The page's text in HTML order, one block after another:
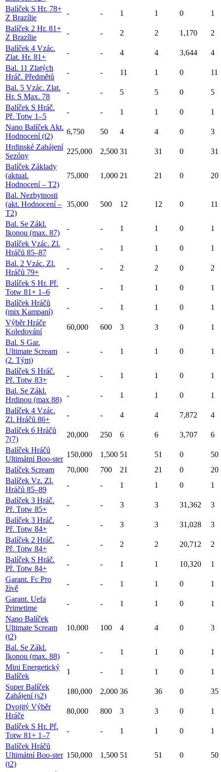
Balíček S Hr. 78+
Z Brazílie
- - 1 1 0
1
Balíček 2 Hr. 81+
Z Brazílie
- - 2 2 1,170
2
Balíček 4 Vzác.
Zlat. Hr. 81+
- - 4 4 3,644
4
Bal. 11 Zlatých
Hráč. Předmětů
- - 11 1 0
11
Bal. 5 Vzác. Zlat.
Hr. S Max. 78
- - 5 5 0
5
Balíček S Hráč.
Př. Totw 1–5
- - 1 1 0
1
Nano Balíček Akt.
Hodnocení (t2)
6,750 50 4 4 0
3
Hrdinské Zahájení
Sezóny
225,000 2,500 31 31 0
31
Balíček Základy
(aktual.
Hodnocení – T2)
75,000 1,000 21 21 0 20
Bal. Nezbytnosti
(akt. Hodnocení –
T2)
35,000 500 12 12 0 11
Bal. Se Zákl.
Ikonou (max. 87)
- - 1 1 0
1
Balíček Vzác. Zl.
Hráčů 85–87
- - 1 1 0
1
Bal. 2 Vzác. Zl.
Hráčů 79+
- - 2 2 0
2
Balíček S Hr. Př.
Totw 81+ 1–6
- - 1 1 0
1
Balíček Hráčů
(mix Kampaní)
- - 1 1 0
1
Výběr Hráče
Koledování
60,000 600 3 3 0
1
Bal. S Gar.
Ultimate Scream
(2. Tým)
- - 1 1 0 1
Balíček S Hráč.
Př. Totw 83+
- - 1 1 0
1
Bal. Se Zákl.
Hrdinou (max 88)
- - 1 1 0
1
Balíček 4 Vzác.
Zl. Hráčů 86+
- - 4 4 7,872
4
Balíček 6 Hráčů
7(7)
20,000 250 6 6 3,707
6
Balíček Hráčů
Ultimátní Boo-ster
150,000 1,500 51 51 0
50
Balíček Scream
70,000 700 21 21 0
20
Balíček Vz. Zl.
Hráčů 85–89
- - 1 1 0
1
Balíček 3 Hráč.
Př. Totw 85+
- - 3 3 31,362
3
Balíček 3 Hráč.
Př. Totw 84+
- - 3 3 31,028
3
Balíček 2 Hráč.
Př. Totw 84+
- - 2 2 20,712
2
Balíček S Hráč.
Př. Totw 84+
- - 1 1 10,320
1
Garant. Fc Pro
živě
- - 1 1 0
1
Garant. Uefa
Primetime
- - 1 1 0
1
Nano Balíček
Ultimate Scream
(t2)
10,000 100 4 4 0 3
Bal. Se Zákl.
Ikonou (max. 88)
- - 1 1 0
1
Mini Energetický
Balíček
1 - 1 1 0
1
Super Balíček
Zahájení (s2)
180,000 2,000 36 36 0
35
Dvojitý Výběr
Hráče
80,000 800 3 3 0
1
Balíček S Hr. Př.
Totw 81+ 1–7
- - 1 1 0
1
Balíček Hráčů
Ultimátní Boo-ster
(t2)
150,000 1,500 51 51 0 50